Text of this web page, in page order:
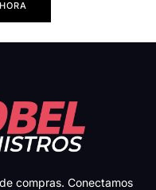
compras. Conectamos